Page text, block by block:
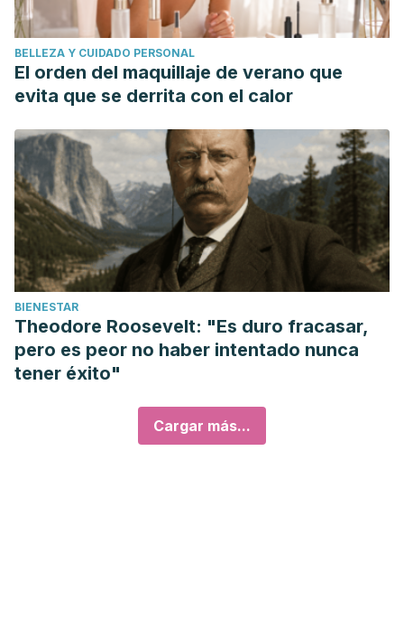
BELLEZA Y CUIDADO PERSONAL
El orden del maquillaje de verano que
evita que se derrita con el calor
BIENESTAR
Theodore Roosevelt: "Es duro fracasar,
pero es peor no haber intentado nunca
tener éxito"
Cargar más...